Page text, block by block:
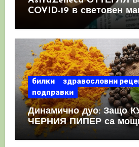
COVID-19 в световен
като призна, че те
КРЪВНИ съсиреци
билки
здравословни
подправки
Динамично дуо: Защо
ЧЕРНИЯ ПИПЕР са
комбинация